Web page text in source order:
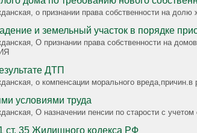
о признании права собственности на
и земельный участок в порядке
О признании права собственности на
ДТП
о компенсации морального
условиями труда
О назначении пенсии по старости с
ст. 35 Жилищного кодекса РФ